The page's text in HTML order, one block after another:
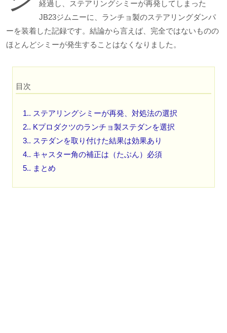
経過し、ステアリングシミーが再発してしまった
JB23ジムニーに、ランチョ製のステアリングダンパ
ーを装着した記録です。結論から言えば、完全ではないものの
ほとんどシミーが発生することはなくなりました。
目次
1.
ステアリングシミーが再発、対処法の選択
2. Kプロダクツのランチョ製ステダンを選択
3.
ステダンを取り付けた結果は効果あり
4. キャスター角の補正は（たぶん）必須
5.
まとめ